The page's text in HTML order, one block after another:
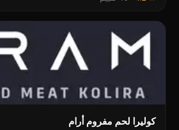
كوليرا لحم مفروم أرام